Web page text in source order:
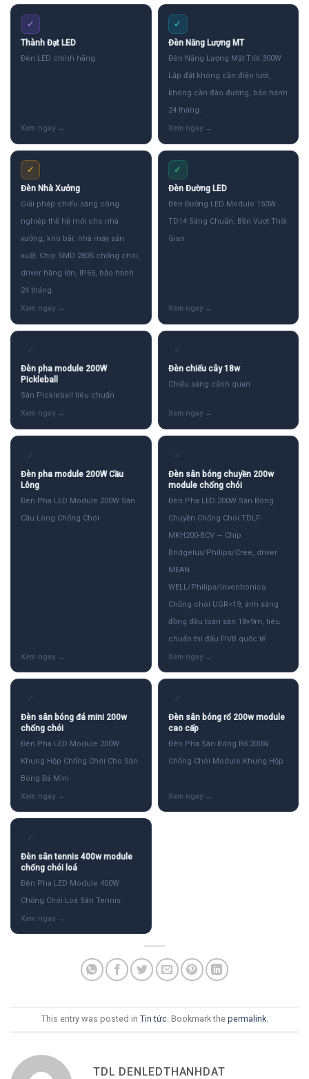
✓
Thành Đạt LED
Đèn LED chính hãng
✓
Đèn Năng Lượng MT
Đèn Năng Lượng Mặt Trời 300W
Lắp đặt không cần điện lưới,
không cần đào đường, bảo hành
24 tháng.
✓
Đèn Nhà Xưởng
Giải pháp chiếu sáng công
nghiệp thế hệ mới cho nhà
xưởng, kho bãi, nhà máy sản
xuất. Chip SMD 2835 chống chói,
driver hãng lớn, IP65, bảo hành
24 tháng.
✓
Đèn Đường LED
Đèn Đường LED Module 150W
TD14 Sáng Chuẩn, Bền Vượt Thời
Gian
✓
Đèn pha module 200W
Pickleball
Sân Pickleball tiêu chuẩn
✓
Đèn chiếu cây 18w
Chiếu sáng cảnh quan
✓
Đèn pha module 200W Cầu
Lông
Đèn Pha LED Module 200W Sân
Cầu Lông Chống Chói
✓
Đèn sân bóng chuyền 200w
module chống chói
Đèn Pha LED 200W Sân Bóng
Chuyền Chống Chói TDLF-
MKH200-BCV — Chip
Bridgelux/Philips/Cree, driver
MEAN
WELL/Philips/Inventronics.
Chống chói UGR<19, ánh sáng
đồng đều toàn sân 18×9m, tiêu
chuẩn thi đấu FIVB quốc tế
✓
Đèn sân bóng đá mini 200w
chống chói
Đèn Pha LED Module 200W
Khung Hộp Chống Chói Cho Sân
Bóng Đá Mini
✓
Đèn sân bóng rổ 200w module
cao cấp
Đèn Pha Sân Bóng Rổ 200W
Chống Chói Module Khung Hộp
✓
Đèn sân tennis 400w module
chống chói loá
Đèn Pha LED Module 400W
Chống Chói Loá Sân Tennis
This entry was posted in Tin tức. Bookmark the permalink.
TDL DENLEDTHANHDAT